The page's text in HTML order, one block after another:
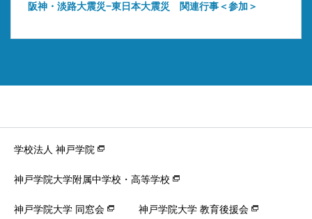
阪神・淡路大震災−東日本大震災 関連行事＜参加＞
学校法人 神戸学院
神戸学院大学附属中学校・高等学校
神戸学院大学 同窓会 神戸学院大学 教育後援会